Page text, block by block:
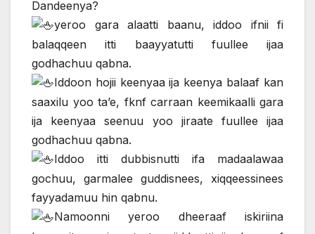
Dandeenya?
yeroo gara alaatti baanu, iddoo ifnii fi
balaqqeen itti baayyatutti fuullee ijaa
godhachuu qabna.
Iddoon hojii keenyaa ija keenya balaaf kan
saaxilu yoo ta’e, fknf carraan keemikaalli gara
ija keenyaa seenuu yoo jiraate fuullee ijaa
godhachuu qabna.
Iddoo itti dubbisnutti ifa madaalawaa
gochuu, garmalee guddisnees, xiqqeessinees
fayyadamuu hin qabnu.
Namoonni yeroo dheeraaf iskiriina